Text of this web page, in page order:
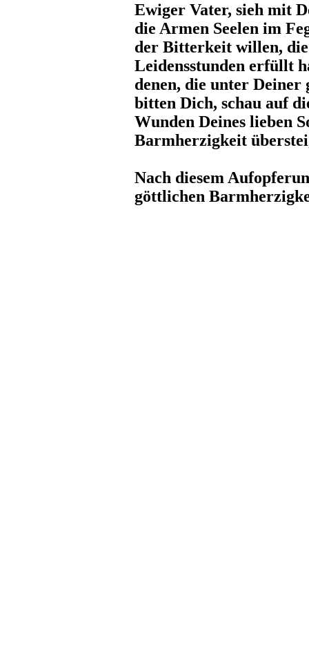
Ewiger Vater, sieh mit
die Armen Seelen im
der Bitterkeit willen, die
Leidensstunden erfüllt
denen, die unter
bitten Dich, schau auf
Wunden Deines lieben
Barmherzigkeit
Nach diesem
göttlichen